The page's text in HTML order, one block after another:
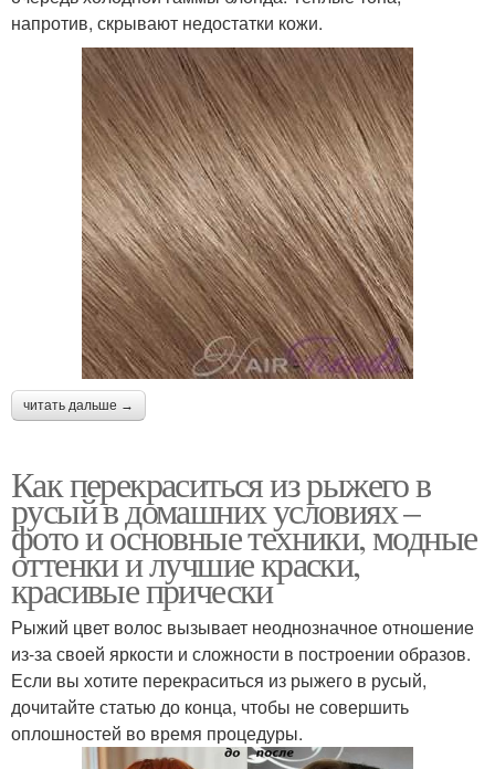
напротив, скрывают недостатки кожи.
читать дальше →
Как перекраситься из рыжего в
русый в домашних условиях –
фото и основные техники, модные
оттенки и лучшие краски,
красивые прически
Рыжий цвет волос вызывает неоднозначное отношение
из-за своей яркости и сложности в построении образов.
Если вы хотите перекраситься из рыжего в русый,
дочитайте статью до конца, чтобы не совершить
оплошностей во время процедуры.